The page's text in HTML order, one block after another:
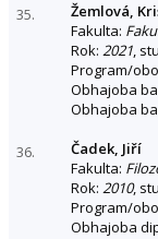
35.
Žemlová,
Fakulta:
Rok: 2021,
Program/
Obhajoba
Obhajoba
36.
Čadek, Jiří
Fakulta:
Rok: 2010,
Program/
Obhajoba